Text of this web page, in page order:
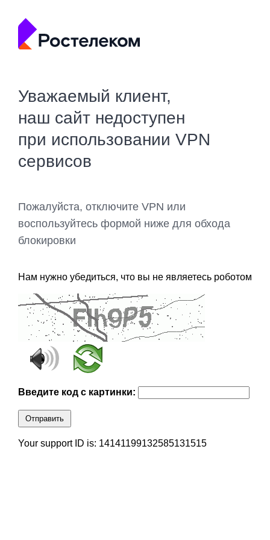
Уважаемый клиент,
наш сайт недоступен
при использовании VPN
сервисов
Пожалуйста, отключите VPN или
воспользуйтесь формой ниже для обхода
блокировки
Нам нужно убедиться, что вы не являетесь роботом
Введите код с картинки:
Отправить
Your support ID is: 14141199132585131515